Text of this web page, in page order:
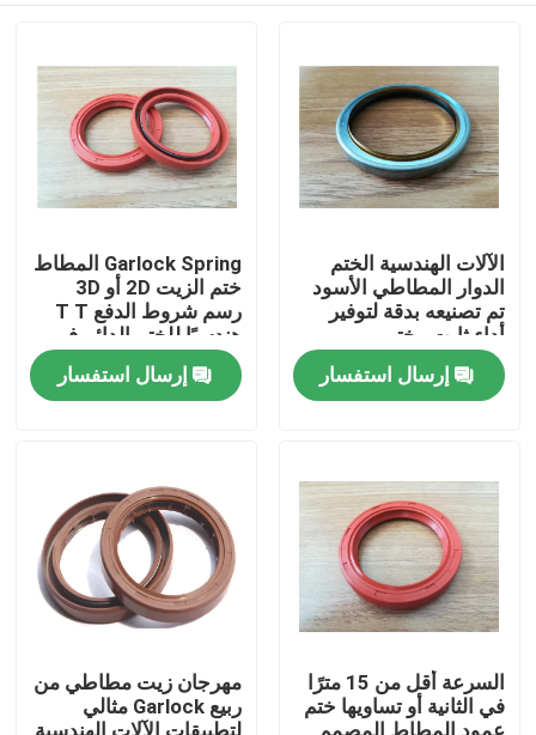
الصفحة الرئيسية
معلومات عنا
الآلات الهندسية الختم
الدوار المطاطي الأسود
تم تصنيعه بدقة لتوفير
أداء ثابت وختم
إرسال استفسار
Garlock Spring المطاط
ختم الزيت 2D أو 3D
رسم شروط الدفع T T
هندسيًا للختم الدائم في
الآلات الصناعية
إرسال استفسار
السرعة أقل من 15 مترًا
في الثانية أو تساويها ختم
مهرجان زيت مطاطي من
ربيع Garlock مثالي